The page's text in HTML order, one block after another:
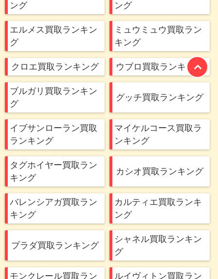
ング
ング
エルメス買取ランキン
グ
ミュウミュウ買取ラン
キング
クロエ買取ランキング ウブロ買取ランキング
ブルガリ買取ランキン
グ
グッチ買取ランキング
イブサンローラン買取
ランキング
マイケルコース買取ラ
ンキング
タグホイヤー買取ラン
キング
カシオ買取ランキング
バレンシアガ買取ラン
キング
カルティエ買取ランキ
ング
プラダ買取ランキング
シャネル買取ランキン
グ
モンクレール買取ラン ルイヴィトン買取ラン